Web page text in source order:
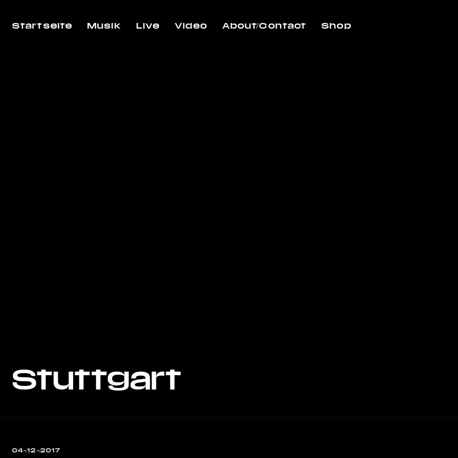
Startseite Musik Live Video About/Contact Shop
Stuttgart
04¬12¬2017